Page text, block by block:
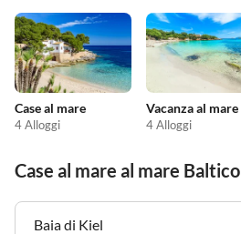
Case al mare
4 Alloggi
Vacanza al mare
4 Alloggi
Case al mare al mare Baltico
Baia di Kiel